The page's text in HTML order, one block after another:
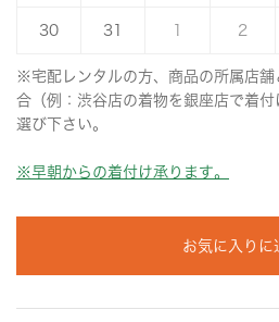
30 31 2
※宅配レンタルの方、商品の所属店
合（例：渋谷店の着物を銀座店で着
選び下さい。
※早朝からの着付け承ります。
お気に入りに